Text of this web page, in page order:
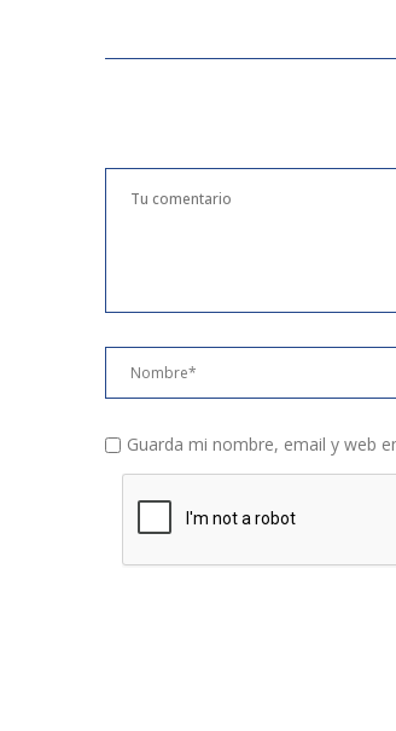
Guarda mi nombre, email y web